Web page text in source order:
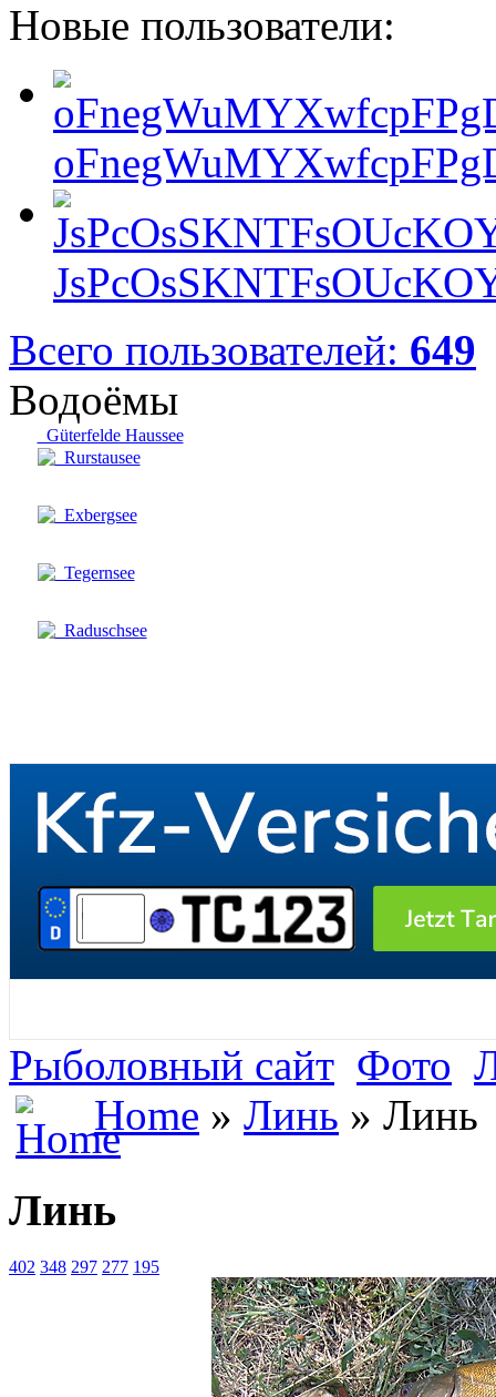
Новые пользователи:
Всего пользователей: 649
Водоёмы
Güterfelde Haussee
Rurstausee
Exbergsee
Tegernsee
Raduschsee
Рыболовный сайт Фото
Home » Линь » Линь
Линь
402 348 297 277 195